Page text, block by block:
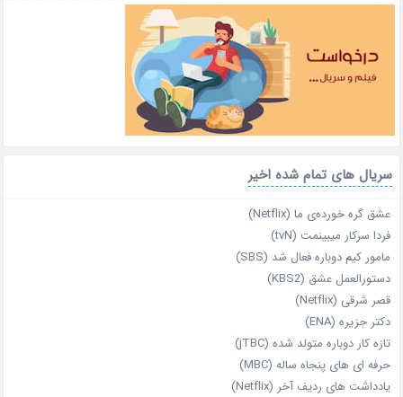
سریال های تمام شده اخیر
عشق گره خورده‌ی ما (Netflix)
فردا سرکار میبینمت (tvN)
مامور کیم دوباره فعال شد (SBS)
دستورالعمل عشق (KBS2)
قصر شرقی (Netflix)
دکتر جزیره (ENA)
تازه‌ کار دوباره‌ متولد شده (jTBC)
حرفه‌ ای‌ های پنجاه‌ ساله (MBC)
یادداشت‌ های ردیف آخر (Netflix)